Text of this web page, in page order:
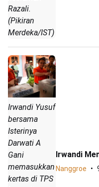
Razali.
(Pikiran
Merdeka/IST)
Irwandi Yusuf
bersama
Isterinya
Darwati A
Gani
memasukkan
kertas di TPS
Irwandi
Nanggroe